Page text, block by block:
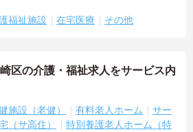
福祉施設 在宅医療 その他
区の介護・福祉求人をサービス内
施設（老健） 有料老人ホーム
サー
（サ高住）
特別養護老人ホーム（特